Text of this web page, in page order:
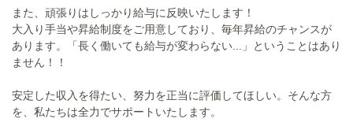
また、頑張りはしっかり給与に反映いたします！
大入り手当や昇給制度をご用意しており、毎年昇給のチャンスが
あります。「長く働いても給与が変わらない...」ということはあり
ません！！
安定した収入を得たい、努力を正当に評価してほしい。そんな方
を、私たちは全力でサポートいたします。